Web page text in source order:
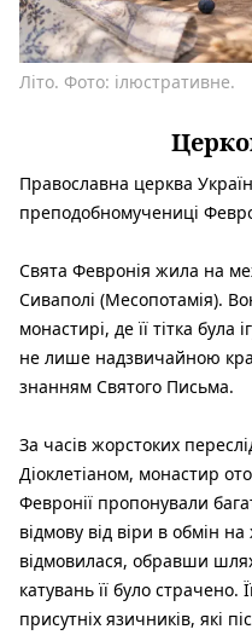
Літо. Фото: ілюстративне.
Православна церква
преподобномучениці
Свята Февронія жила на
Сиваполі (Месопотамія).
монастирі, де її тітка
не лише надзвичайною
знанням Святого Письма.
За часів жорстоких
Діоклетіаном, монастир
Февронії пропонували
відмову від віри в обмін
відмовилася, обравши
катувань її було страчено.
присутніх язичників, які